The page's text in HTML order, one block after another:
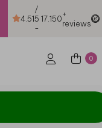
4.51
/
5
-
17.150+
reviews
0